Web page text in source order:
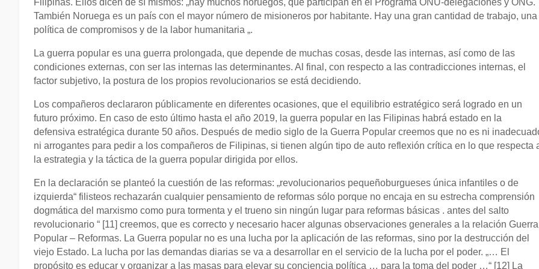
También Noruega es un país con el mayor número de misioneros por habitante. Hay una gran cantidad de trabajo, una
política de compromisos y de la labor humanitaria „.
La guerra popular es una guerra prolongada, que depende de muchas cosas, desde las internas, así como de las
condiciones externas, con ser las internas las determinantes. Al final, con respecto a las contradicciones internas, el
factor subjetivo, la postura de los propios revolucionarios se está decidiendo.
Los compañeros declararon públicamente en diferentes ocasiones, que el equilibrio estratégico será logrado en un
futuro próximo. En caso de esto último hasta el año 2019, la guerra popular en las Filipinas habrá estado en la
defensiva estratégica durante 50 años. Después de medio siglo de la Guerra Popular creemos que no es ni
ni arrogantes para pedir a los compañeros de Filipinas, si tienen algún tipo de auto reflexión crítica en lo que respecta
la estrategia y la táctica de la guerra popular dirigida por ellos.
En la declaración se planteó la cuestión de las reformas: „revolucionarios pequeñoburgueses única infantiles o de
izquierda“ filisteos rechazarán cualquier pensamiento de reformas sólo porque no encaja en su estrecha comprensión
dogmática del marxismo como pura tormenta y el trueno sin ningún lugar para reformas básicas . antes del salto
revolucionario “ [11] creemos, que es correcto y necesario hacer algunas observaciones generales a la relación Guerra
Popular – Reformas. La Guerra popular no es una lucha por la aplicación de las reformas, sino por la destrucción del
viejo Estado. La lucha por las demandas diarias se va a desarrollar en el servicio de la lucha por el poder. „… El
propósito es educar y organizar a las masas para elevar su conciencia política … para la toma del poder …“ [12] La